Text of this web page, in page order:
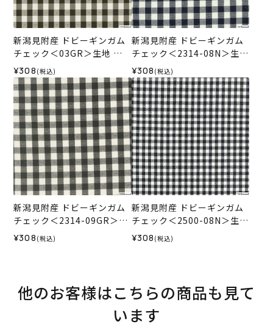
新潟見附産 ドビーギンガム
チェック＜03GR＞生地 ホ
ビーラホビーレデザインコ
レクション
¥308 (税込)
新潟見附産 ドビーギンガム
チェック＜2314-08N＞生地
ホビーラホビーレデザイン
コレクション
¥308 (税込)
新潟見附産 ドビーギンガム
チェック＜2314-09GR＞生
地 ホビーラホビーレデザイ
ンコレクション
¥308 (税込)
新潟見附産 ドビーギンガム
チェック＜2500-08N＞生地
ホビーラホビーレデザイン
コレクション
¥308 (税込)
他のお客様はこちらの商品も見て
います